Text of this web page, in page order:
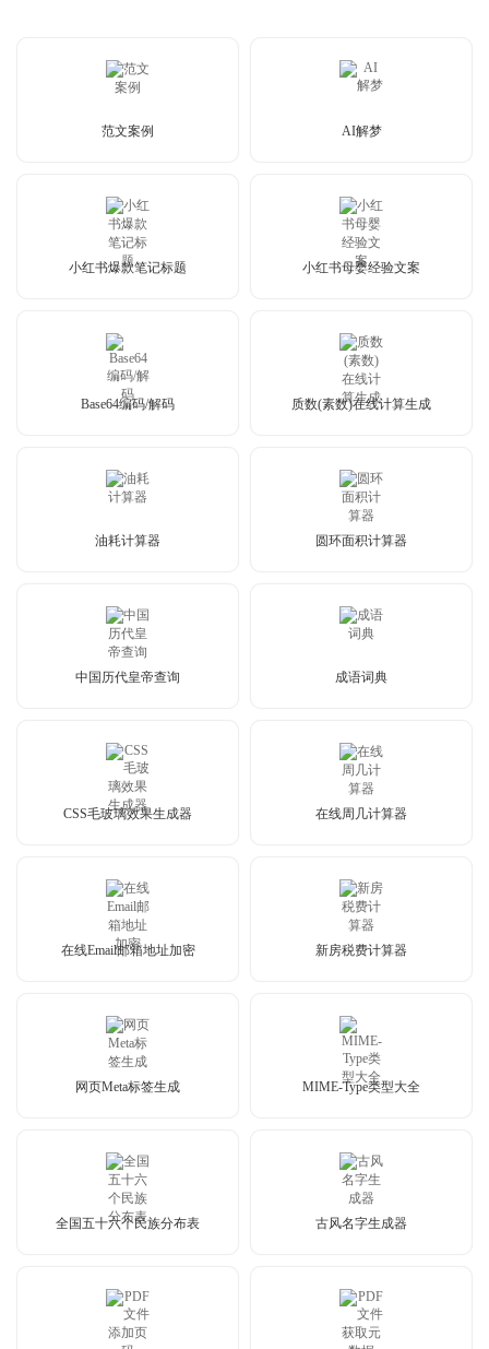
范文案例 AI解梦
小红书爆款笔记标题 小红书母婴经验文案
Base64编码/解码 质数(素数)在线计算生成
油耗计算器 圆环面积计算器
中国历代皇帝查询 成语词典
CSS毛玻璃效果生成器 在线周几计算器
在线Email邮箱地址加密 新房税费计算器
网页Meta标签生成 MIME-Type类型大全
全国五十六个民族分布表 古风名字生成器